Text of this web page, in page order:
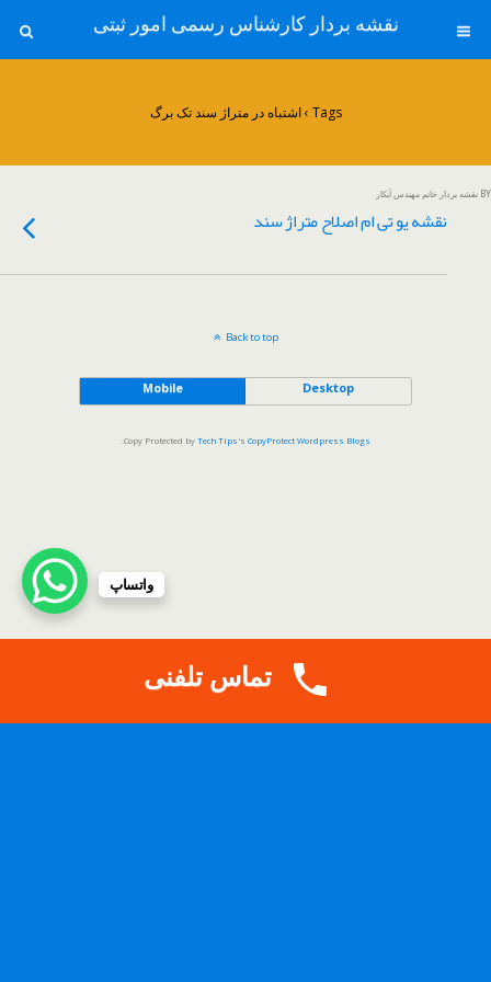
نقشه بردار کارشناس رسمی امور ثبتی
Tags › اشتباه در متراژ سند تک برگ
BY نقشه بردار خانم مهندس آبکار
نقشه یو تی ام اصلاح متراژ سند
Back to top
Mobile Desktop
Copy Protected by Tech Tips 's CopyProtect Wordpress Blogs
.
واتساپ
تماس تلفنی